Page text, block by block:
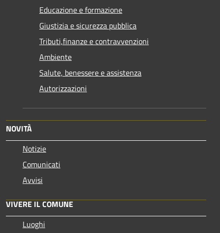
Educazione e formazione
Giustizia e sicurezza pubblica
Tributi,finanze e contravvenzioni
Ambiente
Salute, benessere e assistenza
Autorizzazioni
NOVITÀ
Notizie
Comunicati
Avvisi
VIVERE IL COMUNE
Luoghi